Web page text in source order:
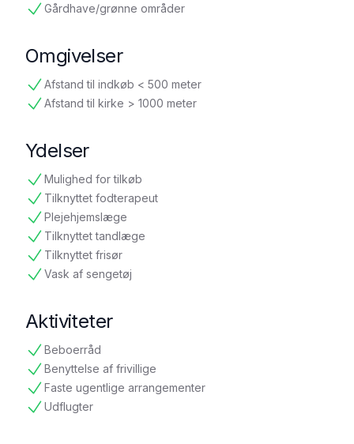
Gårdhave/grønne områder
tilgængelig
Omgivelser
Afstand til indkøb < 500 meter
tilgængelig
Afstand til kirke > 1000 meter
tilgængelig
Ydelser
Mulighed for tilkøb
tilgængelig
Tilknyttet fodterapeut
tilgængelig
Plejehjemslæge
tilgængelig
Tilknyttet tandlæge
tilgængelig
Tilknyttet frisør
tilgængelig
Vask af sengetøj
tilgængelig
Aktiviteter
Beboerråd
tilgængelig
Benyttelse af frivillige
tilgængelig
Faste ugentlige arrangementer
tilgængelig
Udflugter
tilgængelig